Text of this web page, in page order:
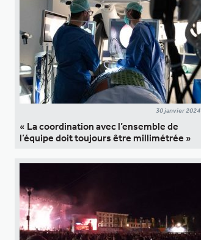
30 janvier 2024
« La coordination avec l’ensemble de
l’équipe doit toujours être millimétrée »